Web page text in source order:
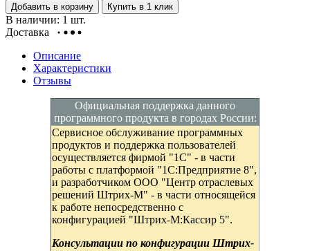
Добавить в корзину
Купить в 1 клик
В наличии: 1 шт.
Доставка
Описание
Характеристики
Отзывы
Официальная поддержка данного
программного продукта в городах России:
Сервисное обслуживание программных
продуктов и поддержка пользователей
осуществляется фирмой "1С" - в части
работы с платформой "1С:Предприятие 8",
и разработчиком ООО "Центр отраслевых
решений Штрих-М" - в части относящейся
к работе непосредственно с
конфигурацией "Штрих-М:Кассир 5".
Консультации по конфигурации Штрих-